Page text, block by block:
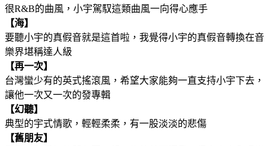
很R&B的曲風，小宇駕馭這類曲風一向得心應手
【海】
要聽小宇的真假音就是這首啦，我覺得小宇的真假音轉換在音
樂界堪稱達人級
【再一次】
台灣蠻少有的英式搖滾風，希望大家能夠一直支持小宇下去，
讓他一次又一次的發專輯
【幻聽】
典型的宇式情歌，輕輕柔柔，有一股淡淡的悲傷
【舊朋友】